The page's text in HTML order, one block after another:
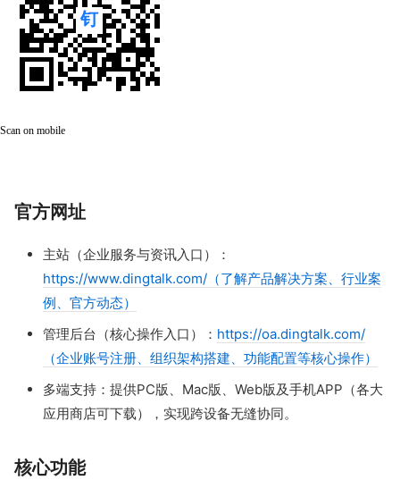
Scan on mobile
官方网址
主站（企业服务与资讯入口）：
https://www.dingtalk.com/（了解产品解决方案、行业案
例、官方动态）
管理后台（核心操作入口）： https://oa.dingtalk.com/
（企业账号注册、组织架构搭建、功能配置等核心操作）
多端支持：提供PC版、Mac版、Web版及手机APP（各大
应用商店可下载），实现跨设备无缝协同。
核心功能